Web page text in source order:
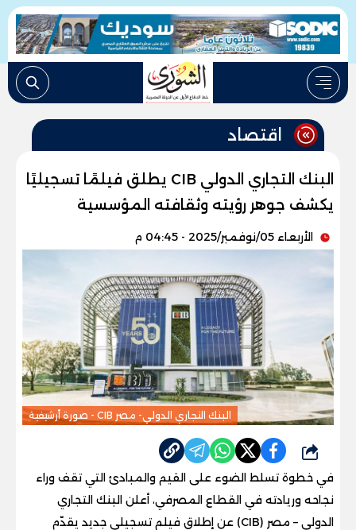
اقتصاد
البنك التجاري الدولي CIB يطلق فيلمًا تسجيليًا
يكشف جوهر رؤيته وثقافته المؤسسية
الأربعاء 05/نوفمبر/2025 - 04:45 م
البنك التجاري الدولي- مصر CIB - صورة أرشيفية
شارك
في خطوة تسلط الضوء على القيم والمبادئ التي تقف وراء
نجاحه وريادته في القطاع المصرفي، أعلن البنك التجاري
الدولي – مصر (CIB) عن إطلاق فيلم تسجيلي جديد يقدّم